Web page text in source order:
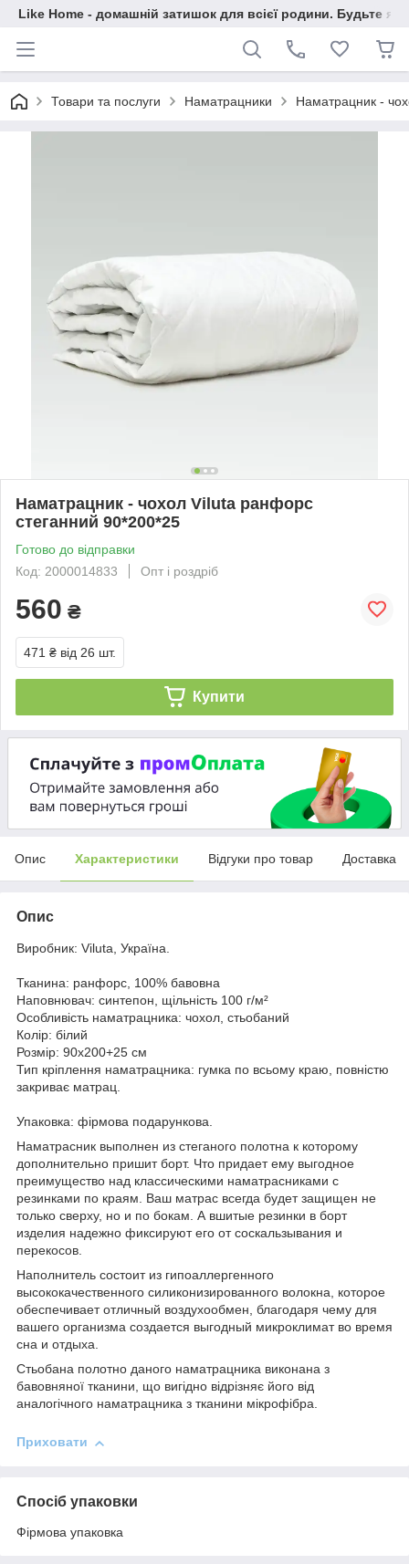
Like Home - домашній затишок для всієї родини. Будьте як
Товари та послуги Наматрацники Наматрацник -
Наматрацник - чохол Viluta ранфорс
стеганний 90*200*25
Готово до відправки
Код: 2000014833
Опт і роздріб
560 ₴
471 ₴ від 26 шт.
Купити
Опис Характеристики Відгуки про товар Доставка
Опис
Виробник: Viluta, Україна.
Тканина: ранфорс, 100% бавовна
Наповнювач: синтепон, щільність 100 г/м²
Особливість наматрацника: чохол, стьобаний
Колір: білий
Розмір: 90х200+25 см
Тип кріплення наматрацника: гумка по всьому краю, повністю
закриває матрац.
Упаковка: фірмова подарункова.
Наматрасник выполнен из стеганого полотна к которому
дополнительно пришит борт. Что придает ему выгодное
преимущество над классическими наматрасниками с
резинками по краям. Ваш матрас всегда будет защищен не
только сверху, но и по бокам. А вшитые резинки в борт
изделия надежно фиксируют его от соскальзывания и
перекосов.
Наполнитель состоит из гипоаллергенного
высококачественного силиконизированного волокна, которое
обеспечивает отличный воздухообмен, благодаря чему для
вашего организма создается выгодный микроклимат во время
сна и отдыха.
Стьобана полотно даного наматрацника виконана з
бавовняної тканини, що вигідно відрізняє його від
аналогічного наматрацника з тканини мікрофібра.
Приховати
Спосіб упаковки
Фірмова упаковка